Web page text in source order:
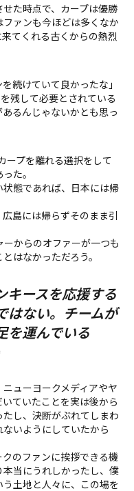
た時点で、カープは優勝
ァンも今ほどは多くなか
てくれる古くからの熱烈
続けていて良かったな」
残して必要とされている
るんじゃないかとも思っ
プを離れる選択をして
た。
状態であれば、日本には帰
島には帰らずそのまま引
からのオファーが一つも
はなかっただろう。
キースを応援する
はない。チームが
を運んでいる
ューヨークメディアやヤ
ていたことを実は後から
し、決断がぶれてしまわ
いようにしていたから
のファンに挨拶できる機
当にうれしかったし、僕
土地と人々に、この場を